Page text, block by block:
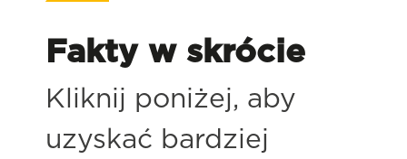
Fakty w skrócie
Kliknij poniżej, aby
uzyskać bardziej